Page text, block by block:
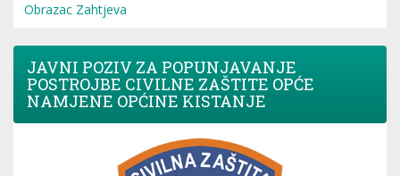
Obrazac Zahtjeva
JAVNI POZIV ZA POPUNJAVANJE
POSTROJBE CIVILNE ZAŠTITE OPĆE
NAMJENE OPĆINE KISTANJE